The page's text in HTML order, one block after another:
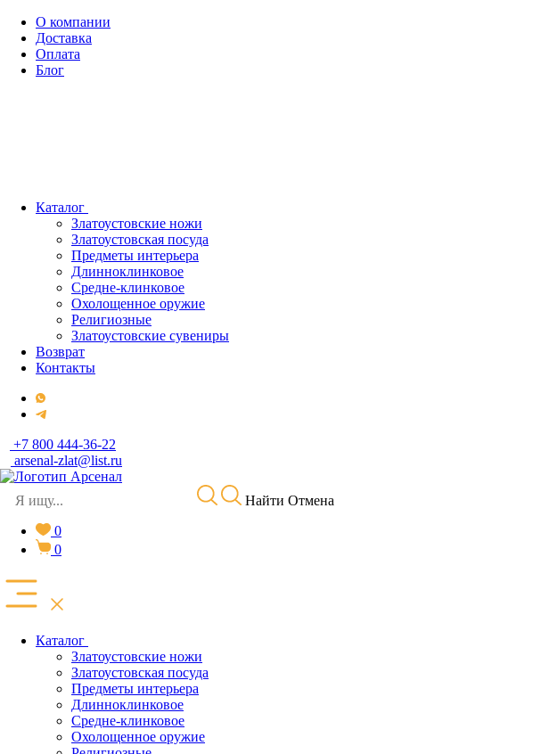
О компании
Доставка
Оплата
Блог
Каталог
Златоустовские ножи
Златоустовская посуда
Предметы интерьера
Длинноклинковое
Средне-клинковое
Охолощенное оружие
Религиозные
Златоустовские сувениры
Возврат
Контакты
+7 800 444-36-22
arsenal-zlat@list.ru
Найти Отмена
0
0
Каталог
Златоустовские ножи
Златоустовская посуда
Предметы интерьера
Длинноклинковое
Средне-клинковое
Охолощенное оружие